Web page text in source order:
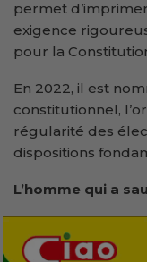
permet
exigence
pour la
En 2022, il est
constitutionnel,
régularité des
dispositions
L’homme qui a